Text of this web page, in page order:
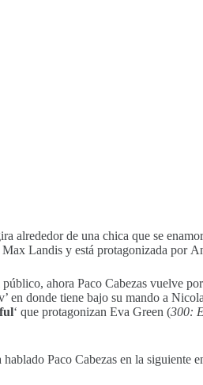
alrededor de una chica que se
Landis y está protagonizada por
ahora Paco Cabezas vuelve
en donde tiene bajo su mando a
‘ que protagonizan Eva Green (300:
Paco Cabezas en la siguiente